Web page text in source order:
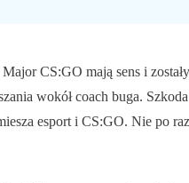
CS:GO mają sens i
wokół coach buga.
esport i CS:GO. Nie po